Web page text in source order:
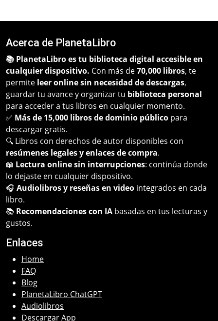
Acerca de PlanetaLibro
📚 PlanetaLibro es tu biblioteca digital accesible en
cualquier dispositivo. Con más de70,000 libros, te
permite leer online sin necesidad de descargas,
guardar tu avance y organizar tu biblioteca personal
para acceder a tus libros en cualquier momento.
✅ Más de 15,000 libros de dominio público para
descargar gratis.
🔍 Libros con derechos de autor disponibles con
resúmenes legales y enlaces de compra.
📖 Lectura online sin interrupciones: continúa donde
lo dejaste en cualquier dispositivo.
🎧 Audiolibros y reseñas en video integrados en cada
libro.
📚 Recomendaciones con IA basadas en tus lecturas y
gustos.
Enlaces
Home
FAQ
Blog
PlanetaLibro ChatGPT
Audiolibros
Descargar App